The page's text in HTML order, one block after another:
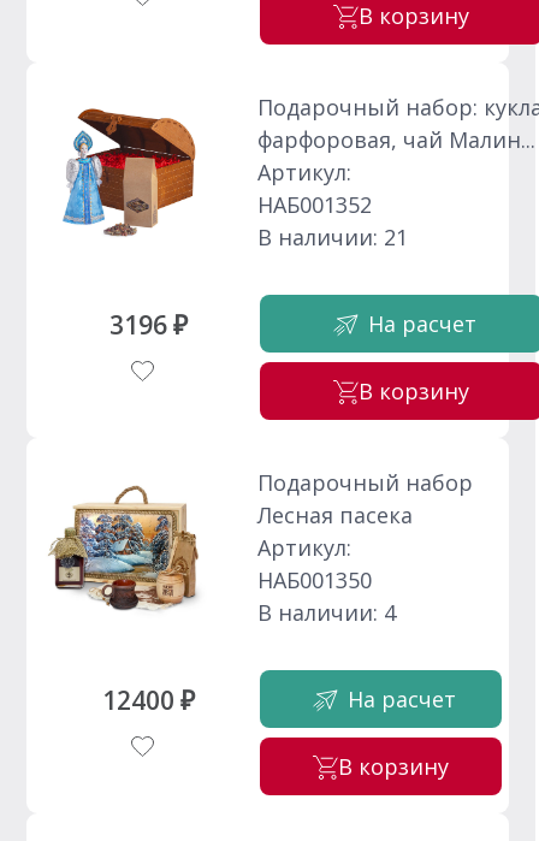
В корзину
3196 ₽
Подарочный набор:
фарфоровая, чай Малин...
Артикул:
НАБ001352
В наличии: 21
На расчет
В корзину
12400 ₽
Подарочный набор
Лесная пасека
Артикул:
НАБ001350
В наличии: 4
На расчет
В корзину